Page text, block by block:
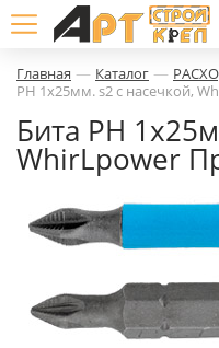
Главная — Каталог —
PH 1х25мм. s2 с насечкой,
Бита PH
WhirLpower